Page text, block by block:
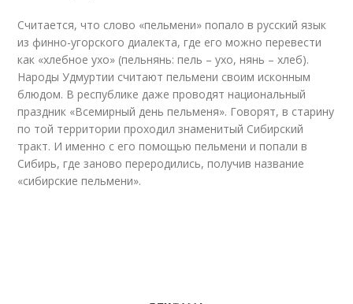
Считается, что слово «пельмени» попало в русский язык
из финно-угорского диалекта, где его можно перевести
как «хлебное ухо» (пельнянь: пель – ухо, нянь – хлеб).
Народы Удмуртии считают пельмени своим исконным
блюдом. В республике даже проводят национальный
праздник «Всемирный день пельменя». Говорят, в старину
по той территории проходил знаменитый Сибирский
тракт. И именно с его помощью пельмени и попали в
Сибирь, где заново переродились, получив название
«сибирские пельмени».